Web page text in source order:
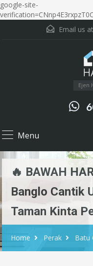
google-site-
Email us
Ejen
Menu
🔥 BAWAH
Banglo Cantik
Taman Kinta
Home Perak Batu